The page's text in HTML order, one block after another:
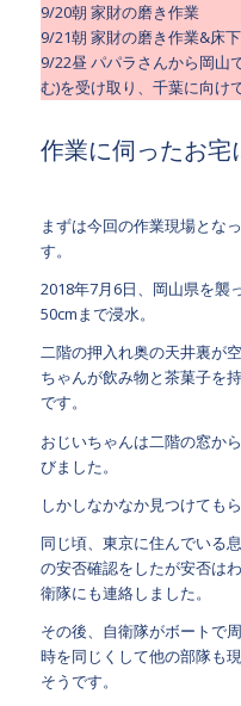
9/20朝 家財の磨き作業
9/21朝 家財の磨き作業&床
9/22昼 パパラさんから岡山
む)を受け取り、千葉に向け
作業に伺ったお宅
まずは今回の作業現場とな
す。
2018年7月6日、岡山県を襲
50cmまで浸水。
二階の押入れ奥の天井裏が
ちゃんが飲み物と茶菓子を
です。
おじいちゃんは二階の窓か
びました。
しかしなかなか見つけても
同じ頃、東京に住んでいる
の安否確認をしたが安否は
衛隊にも連絡しました。
その後、自衛隊がボートで
時を同じくして他の部隊も
そうです。